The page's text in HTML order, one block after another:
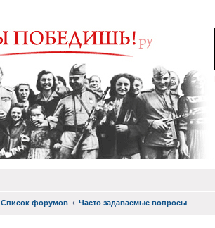
Список форумов Часто задаваемые вопросы